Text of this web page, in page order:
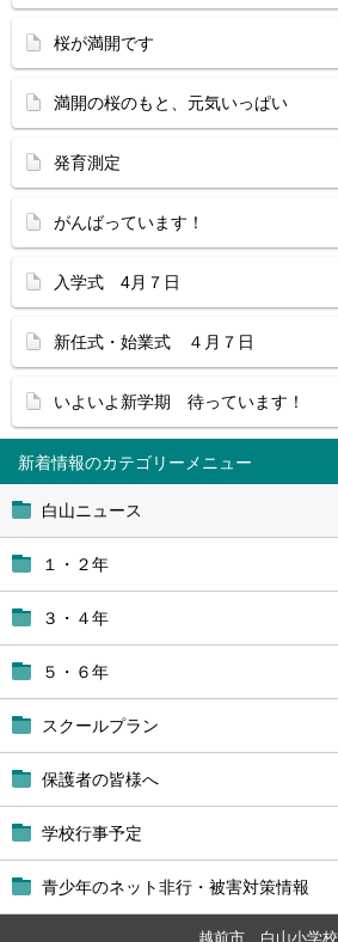
新着情報
白山ニュース
１・２年
３・４年
５・６年
スクールプラン
保護者の皆様へ
学校行事予定
青少年のネット非行・被害対策情報
桜が満開です
満開の桜のもと、元気いっぱい
発育測定
がんばっています！
入学式 4月７日
新任式・始業式 ４月７日
いよいよ新学期 待っています！
越前市 白山小学校